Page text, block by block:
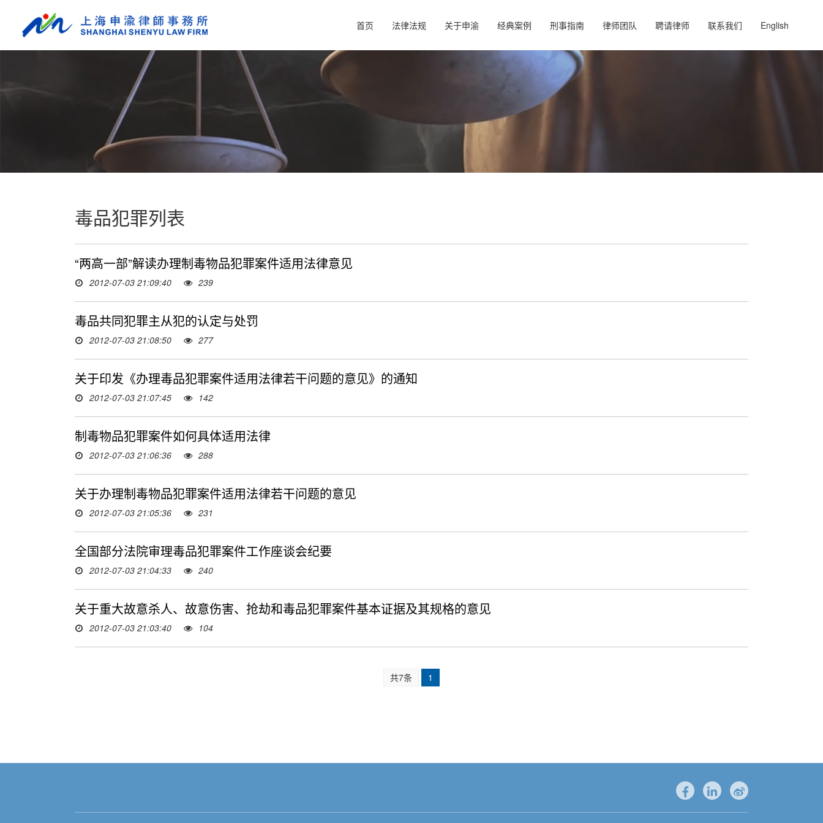
首页 法律法规 关于申渝 经典案例 刑事指南 律师团队 聘请律师 联系我们 English
毒品犯罪列表
“两高一部”解读办理制毒物品犯罪案件适用法律意见
2012-07-03 21:09:40 239
毒品共同犯罪主从犯的认定与处罚
2012-07-03 21:08:50 277
关于印发《办理毒品犯罪案件适用法律若干问题的意见》的通知
2012-07-03 21:07:45 142
制毒物品犯罪案件如何具体适用法律
2012-07-03 21:06:36 288
关于办理制毒物品犯罪案件适用法律若干问题的意见
2012-07-03 21:05:36 231
全国部分法院审理毒品犯罪案件工作座谈会纪要
2012-07-03 21:04:33 240
关于重大故意杀人、故意伤害、抢劫和毒品犯罪案件基本证据及其规格的意见
2012-07-03 21:03:40 104
共7条 1